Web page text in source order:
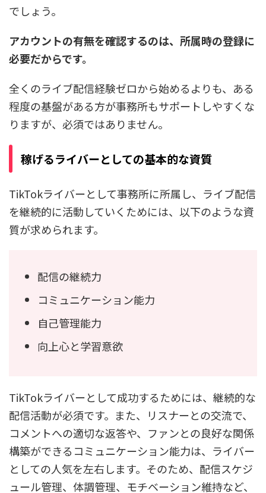
でしょう。
アカウントの有無を確認するのは、所属時の登録に
必要だからです。
全くのライブ配信経験ゼロから始めるよりも、ある
程度の基盤がある方が事務所もサポートしやすくな
りますが、必須ではありません。
稼げるライバーとしての基本的な資質
TikTokライバーとして事務所に所属し、ライブ配信
を継続的に活動していくためには、以下のような資
質が求められます。
配信の継続力
コミュニケーション能力
自己管理能力
向上心と学習意欲
TikTokライバーとして成功するためには、継続的な
配信活動が必須です。また、リスナーとの交流で、
コメントへの適切な返答や、ファンとの良好な関係
構築ができるコミュニケーション能力は、ライバー
としての人気を左右します。そのため、配信スケジ
ュール管理、体調管理、モチベーション維持など、